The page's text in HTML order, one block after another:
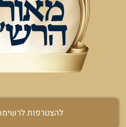
להצטרפות